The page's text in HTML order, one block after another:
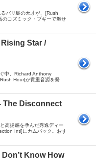
バリ島の天才が、[Rush
のコズミック・ブギーで魅せ
Star /
中、Richard Anthony
Hour]が貴重音源を発
The Disconnect
高揚感を孕んだ秀逸ディー
Intl]にカムバック。おす
Know How